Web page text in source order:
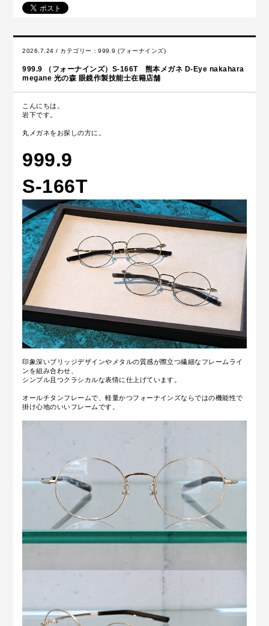
2026.7.24 / カテゴリー：999.9 (フォーナインズ)
999.9 （フォーナインズ）S-166T 熊本メガネ D-Eye nakahara
megane 光の森 眼鏡作製技能士在籍店舗
こんにちは。
岩下です。
丸メガネをお探しの方に。
999.9
S-166T
印象深いブリッジデザインやメタルの質感が際立つ繊細なフレームライ
ンを組み合わせ、
シンプル且つクラシカルな表情に仕上げています。
オールチタンフレームで、軽量かつフォーナインズならではの機能性で
掛け心地のいいフレームです。